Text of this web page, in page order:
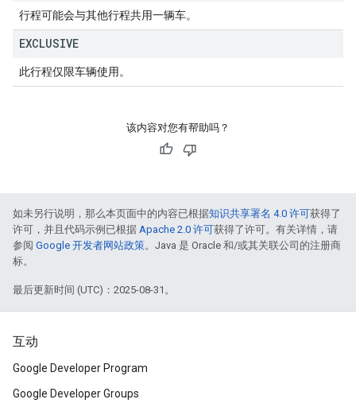
行程可能会与其他行程共用一辆车。
EXCLUSIVE
此行程仅限车辆使用。
该内容对您有帮助吗？
如未另行说明，那么本页面中的内容已根据知识共享署名 4.0 许可获得了
许可，并且代码示例已根据 Apache 2.0 许可获得了许可。有关详情，请
参阅 Google 开发者网站政策。Java 是 Oracle 和/或其关联公司的注册商
标。
最后更新时间 (UTC)：2025-08-31。
互动
Google Developer Program
Google Developer Groups